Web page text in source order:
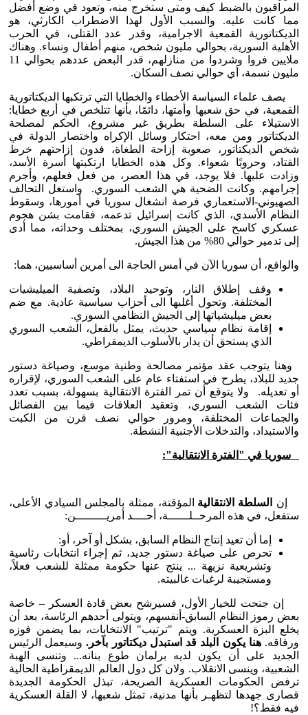
المراقبون بالضبط كيف ومتى ستخرج منه، وتعود في وضع أفضل
مما كانت عليه. والسبب الأول لهذا الاضطراب الكارثي، هو
الديكتاتورية القمعية الاجرامية، وقدر عدد القتلى، في الحرب
الأهلية السورية، بحوالي مليون شخص، منهم أطفال ونساء. وهناك
ملايين فروا وشردوا من منازلهم، قدر البعض عددهم بحوالي 11
مليون نسمة، أي حوالي نصف السكان.
يصف علماء السياسة الأخطاء والخطايا التي ترتكبها الديكتاتورية
القمعية، في حق شعبها وأمتها، دائمًا، بأنها تتلخص في أربع خطايا:
الاستيلاء على السلطة بطريق غير مشروع، الحكم لمصلحة
الديكتاتور ومن معه، احتكار وسائل الإكراه واختصار الدولة في
شخص الديكتاتور، صعوبة إزاحة الطغاة، فدون إزاحتهم خرط
القتاد، وحروبًا شعواء. وكل هذه الخطايا ارتكبتها أسرة الأسد،
وزادت عليها. فلا يوجد، في هذا العصر، من فعل فعلهم، وأجرم
إجرامهم. وكانت الضحية هي الشعب السوري. واستغل التحالف
الصهيوني-الاستعماري فرصة انشغال سوريا في أمورها، وسقوط
النظام الأسدي، الذي كانت إسرائيل تدعمه، فقامت بشن هجوم
عسكري كاسح على الجيش السوري، بمختلف وحداته، مما أدى
إلى تدمير حوالي 80% من هذا الجيش.
والواقع، أن سوريا الآن في أمس الحاجة الى أمرين أساسيين، هما:
وقف إطلاق النار، وتوحيد البلاد، وتصفية الميليشيات
المختلفة. وتحول أغلبها الى أحزاب سياسية عادية. مع ضم
بعض ميليشياتها إلى الجيش النظامي السوري.
إقامة نظام سياسي حديث، يمثل بالفعل، الشعب السوري
الذي يستحق أن يدار بالأسلوب الديمقراطي.
وهنا يتوجب عقد مؤتمر مصالحة وطنية موسع، وصياغة دستور
جديد للبلاد، يطرح في استفتاء عام على الشعب السوري، لإقراره
أو تعديله. ولا يتوقع أن تمر الفترة الانتقالية بسهولة، بسبب تعدد
فئات الشعب السوري، وتعقيد العلاقات فيما بين الفصائل
والجماعات المختلفة، ومرور حوالي نصف قرن من الكبت
والاستبداد، والتدخلات الأجنبية النشطة.
سوريا في "الفترة الانتقالية":
إن السلطة الانتقالية المؤقتة، ممثلة بالمجلس السيادي الأعلى،
ستفعل، في هذه المرحــلــــــة، أحــــد أمريـــــــــن:
إما أن تعيد إنتاج النظام السابق، بشكل أو آخر، أو:
تحرص على صياغة دستور جديد، ثم إجراء انتخابات رئاسية
وتشريعية نزيهة ... ينتج عنها حكومة ممثلة للشعب فعلاً،
ومستجيبة لرغبات غالبيته.
إن جنحت للخيار الأول، فسيرشح بعض قادة العسكر – خاصة
بعض رموز النظام السابق-أنفسهم، ويتولى أحدهم الرئاسة، بعد أن
يخلع البزة العسكرية. ويتم "ترتيب" الانتخابات، بما يضمن فوزه
ورفاقه.هنا يكون البلد قد استبدل ديكتاتور بآخر.وسيعمل الرئيس
الجديد على أن يكون لديه برلمان طوع بنانه... وتنسى الهبة
الشعبية، وينسى الانقلاب. ولان كل دول العالم الديمقراطية الحالية
ترفض الحكومات العسكرية الصريحة، تبذل الحكومة الجديدة
قصارى جهدها لتظهـر بأنها مدنية، تمثل شعبها، لا القلة العسكرية
فيه فقط؟!